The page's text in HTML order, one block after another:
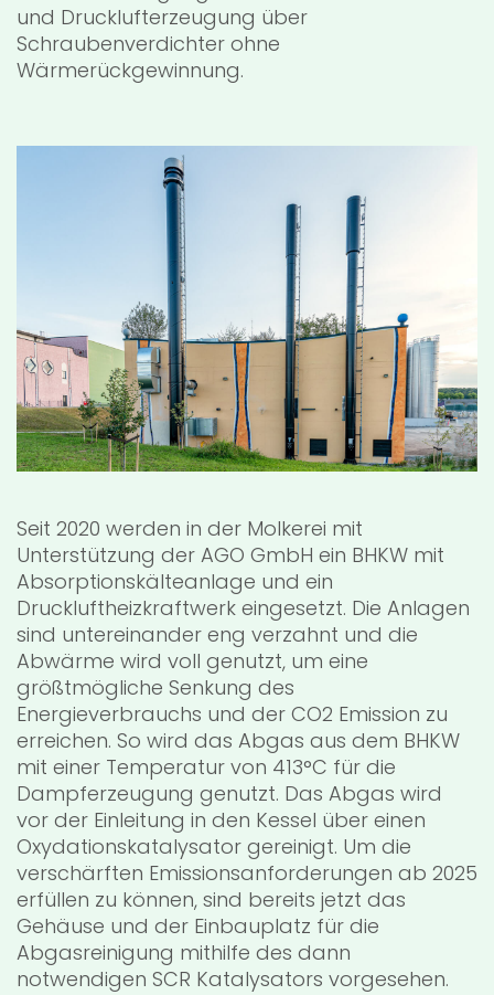
und Drucklufterzeugung über
Schraubenverdichter ohne
Wärmerückgewinnung.
Seit 2020 werden in der Molkerei mit
Unterstützung der AGO GmbH ein BHKW mit
Absorptionskälteanlage und ein
Druckluftheizkraftwerk eingesetzt. Die Anlagen
sind untereinander eng verzahnt und die
Abwärme wird voll genutzt, um eine
größtmögliche Senkung des
Energieverbrauchs und der CO2 Emission zu
erreichen. So wird das Abgas aus dem BHKW
mit einer Temperatur von 413°C für die
Dampferzeugung genutzt. Das Abgas wird
vor der Einleitung in den Kessel über einen
Oxydationskatalysator gereinigt. Um die
verschärften Emissionsanforderungen ab 2025
erfüllen zu können, sind bereits jetzt das
Gehäuse und der Einbauplatz für die
Abgasreinigung mithilfe des dann
notwendigen SCR Katalysators vorgesehen.